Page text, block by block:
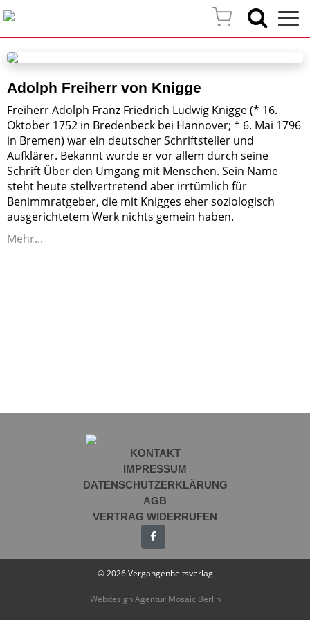
Adolph Freiherr von Knigge
Freiherr Adolph Franz Friedrich Ludwig Knigge (* 16.
Oktober 1752 in Bredenbeck bei Hannover; † 6. Mai 1796
in Bremen) war ein deutscher Schriftsteller und
Aufklärer. Bekannt wurde er vor allem durch seine
Schrift Über den Umgang mit Menschen. Sein Name
steht heute stellvertretend aber irrtümlich für
Benimmratgeber, die mit Knigges eher soziologisch
ausgerichtetem Werk nichts gemein haben.
Mehr...
KONTAKT
IMPRESSUM
DATENSCHUTZERKLÄRUNG
AGB
VERTRAG WIDERRUFEN
© 2026 Vergangenheitsverlag
Webdesign Agentur Mosaic Berlin